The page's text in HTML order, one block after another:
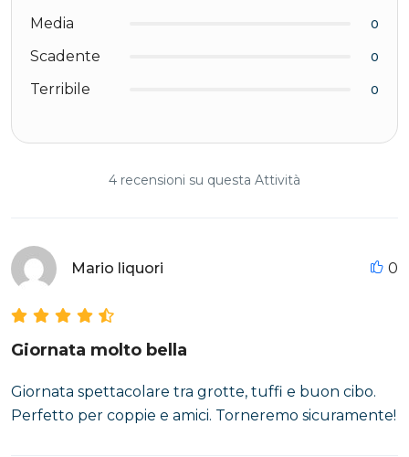
Media 0
Scadente 0
Terribile 0
4 recensioni su questa Attività
Mario liquori 0
Giornata molto bella
Giornata spettacolare tra grotte, tuffi e buon cibo.
Perfetto per coppie e amici. Torneremo sicuramente!